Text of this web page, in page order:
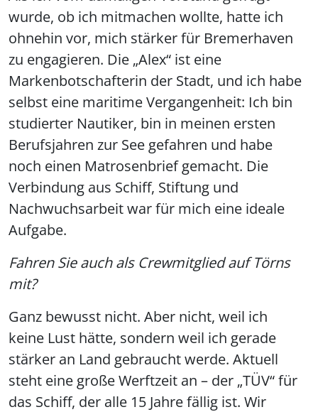
wurde, ob ich mitmachen wollte, hatte ich
ohnehin vor, mich stärker für Bremerhaven
zu engagieren. Die „Alex“ ist eine
Markenbotschafterin der Stadt, und ich habe
selbst eine maritime Vergangenheit: Ich bin
studierter Nautiker, bin in meinen ersten
Berufsjahren zur See gefahren und habe
noch einen Matrosenbrief gemacht. Die
Verbindung aus Schiff, Stiftung und
Nachwuchsarbeit war für mich eine ideale
Aufgabe.
Fahren Sie auch als Crewmitglied auf Törns
mit?
Ganz bewusst nicht. Aber nicht, weil ich
keine Lust hätte, sondern weil ich gerade
stärker an Land gebraucht werde. Aktuell
steht eine große Werftzeit an – der „TÜV“ für
das Schiff, der alle 15 Jahre fällig ist. Wir